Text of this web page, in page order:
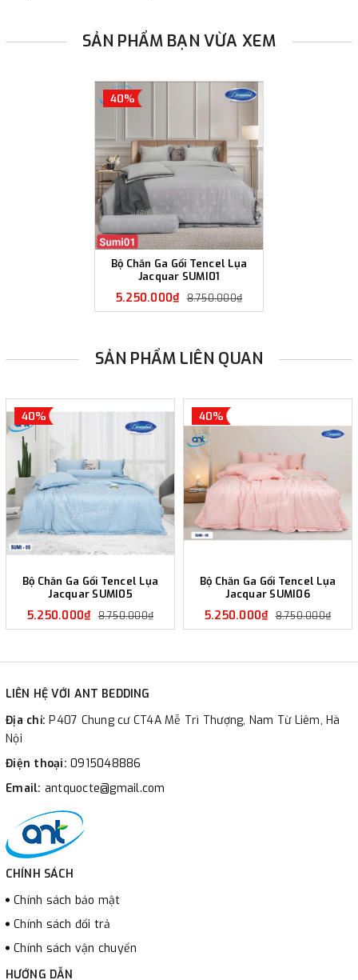
SẢN PHẨM BẠN VỪA XEM
40%
Bộ Chăn Ga Gối Tencel Lụa
Jacquar SUMI01
5.250.000₫ 8.750.000₫
SẢN PHẨM LIÊN QUAN
40%
Bộ Chăn Ga Gối Tencel Lụa
Jacquar SUMI05
5.250.000₫ 8.750.000₫
40%
Bộ Chăn Ga Gối Tencel Lụa
Jacquar SUMI06
5.250.000₫ 8.750.000₫
LIÊN HỆ VỚI ANT BEDDING
Địa chỉ:P407 Chung cư CT4A Mễ Trì Thượng, Nam Từ Liêm, Hà
Nội
Điện thoại: 0915048886
Email: antquocte@gmail.com
CHÍNH SÁCH
Chính sách bảo mật
Chính sách đổi trả
Chính sách vận chuyển
HƯỚNG DẪN